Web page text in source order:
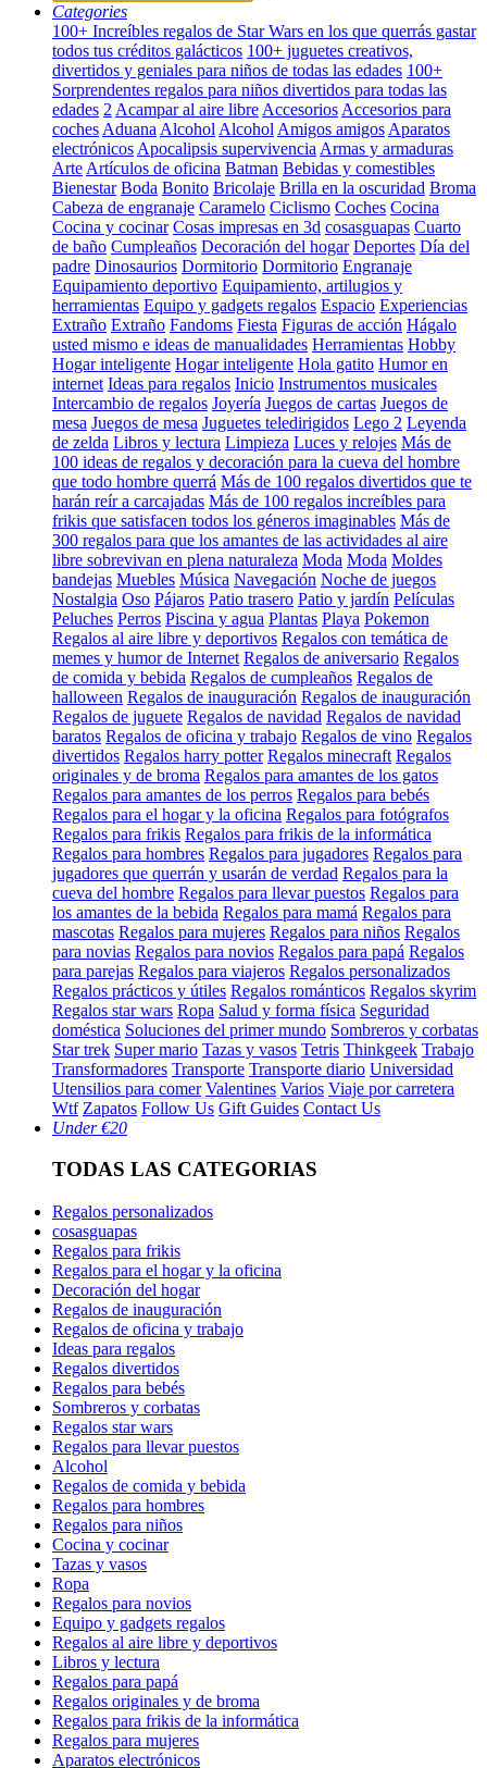
Categories
100+ Increíbles regalos de Star Wars en los que querrás gastar
todos tus créditos galácticos 100+ juguetes creativos,
divertidos y geniales para niños de todas las edades 100+
Sorprendentes regalos para niños divertidos para todas las
edades 2 Acampar al aire libre Accesorios Accesorios para
coches Aduana Alcohol Alcohol Amigos amigos Aparatos
electrónicos Apocalipsis supervivencia Armas y armaduras
Arte Artículos de oficina Batman Bebidas y comestibles
Bienestar Boda Bonito Bricolaje Brilla en la oscuridad Broma
Cabeza de engranaje Caramelo Ciclismo Coches Cocina
Cocina y cocinar Cosas impresas en 3d cosasguapas Cuarto
de baño Cumpleaños Decoración del hogar Deportes Día del
padre Dinosaurios Dormitorio Dormitorio Engranaje
Equipamiento deportivo Equipamiento, artilugios y
herramientas Equipo y gadgets regalos Espacio Experiencias
Extraño Extraño Fandoms Fiesta Figuras de acción Hágalo
usted mismo e ideas de manualidades Herramientas Hobby
Hogar inteligente Hogar inteligente Hola gatito Humor en
internet Ideas para regalos Inicio Instrumentos musicales
Intercambio de regalos Joyería Juegos de cartas Juegos de
mesa Juegos de mesa Juguetes teledirigidos Lego 2 Leyenda
de zelda Libros y lectura Limpieza Luces y relojes Más de
100 ideas de regalos y decoración para la cueva del hombre
que todo hombre querrá Más de 100 regalos divertidos que te
harán reír a carcajadas Más de 100 regalos increíbles para
frikis que satisfacen todos los géneros imaginables Más de
300 regalos para que los amantes de las actividades al aire
libre sobrevivan en plena naturaleza Moda Moda Moldes
bandejas Muebles Música Navegación Noche de juegos
Nostalgia Oso Pájaros Patio trasero Patio y jardín Películas
Peluches Perros Piscina y agua Plantas Playa Pokemon
Regalos al aire libre y deportivos Regalos con temática de
memes y humor de Internet Regalos de aniversario Regalos
de comida y bebida Regalos de cumpleaños Regalos de
halloween Regalos de inauguración Regalos de inauguración
Regalos de juguete Regalos de navidad Regalos de navidad
baratos Regalos de oficina y trabajo Regalos de vino Regalos
divertidos Regalos harry potter Regalos minecraft Regalos
originales y de broma Regalos para amantes de los gatos
Regalos para amantes de los perros Regalos para bebés
Regalos para el hogar y la oficina Regalos para fotógrafos
Regalos para frikis Regalos para frikis de la informática
Regalos para hombres Regalos para jugadores Regalos para
jugadores que querrán y usarán de verdad Regalos para la
cueva del hombre Regalos para llevar puestos Regalos para
los amantes de la bebida Regalos para mamá Regalos para
mascotas Regalos para mujeres Regalos para niños Regalos
para novias Regalos para novios Regalos para papá Regalos
para parejas Regalos para viajeros Regalos personalizados
Regalos prácticos y útiles Regalos románticos Regalos skyrim
Regalos star wars Ropa Salud y forma física Seguridad
doméstica Soluciones del primer mundo Sombreros y corbatas
Star trek Super mario Tazas y vasos Tetris Thinkgeek Trabajo
Transformadores Transporte Transporte diario Universidad
Utensilios para comer Valentines Varios Viaje por carretera
Wtf Zapatos Follow Us Gift Guides Contact Us
Under €20
TODAS LAS CATEGORIAS
Regalos personalizados
cosasguapas
Regalos para frikis
Regalos para el hogar y la oficina
Decoración del hogar
Regalos de inauguración
Regalos de oficina y trabajo
Ideas para regalos
Regalos divertidos
Regalos para bebés
Sombreros y corbatas
Regalos star wars
Regalos para llevar puestos
Alcohol
Regalos de comida y bebida
Regalos para hombres
Regalos para niños
Cocina y cocinar
Tazas y vasos
Ropa
Regalos para novios
Equipo y gadgets regalos
Regalos al aire libre y deportivos
Libros y lectura
Regalos para papá
Regalos originales y de broma
Regalos para frikis de la informática
Regalos para mujeres
Aparatos electrónicos